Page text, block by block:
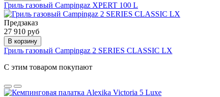
Гриль газовый Campingaz XPERT 100 L
Предзаказ
27 910 руб
В корзину
Гриль газовый Campingaz 2 SERIES CLASSIC LX
С этим товаром покупают